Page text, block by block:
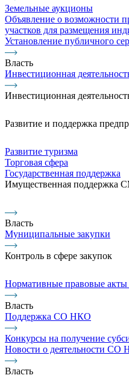
Земельные аукционы
Объявление о возможности
участков для размещения
Установление публичного
Власть
Инвестиционная
Инвестиционная
Развитие и поддержка
Развитие туризма
Торговая сфера
Государственная поддержка
Имущественная поддержка
Власть
Муниципальные закупки
Контроль в сфере закупок
Нормативные правовые акты
Власть
Поддержка СО НКО
Конкурсы на получение
Новости о деятельности СО
Власть